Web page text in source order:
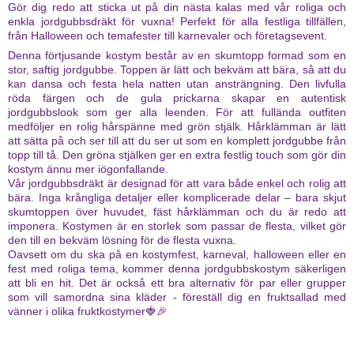
Gör dig redo att sticka ut på din nästa kalas med vår roliga och
enkla jordgubbsdräkt för vuxna! Perfekt för alla festliga tillfällen,
från Halloween och temafester till karnevaler och företagsevent.
Denna förtjusande kostym består av en skumtopp formad som en
stor, saftig jordgubbe. Toppen är lätt och bekväm att bära, så att du
kan dansa och festa hela natten utan ansträngning. Den livfulla
röda färgen och de gula prickarna skapar en autentisk
jordgubbslook som ger alla leenden. För att fullända outfiten
medföljer en rolig hårspänne med grön stjälk. Hårklämman är lätt
att sätta på och ser till att du ser ut som en komplett jordgubbe från
topp till tå. Den gröna stjälken ger en extra festlig touch som gör din
kostym ännu mer iögonfallande.
Vår jordgubbsdräkt är designad för att vara både enkel och rolig att
bära. Inga krångliga detaljer eller komplicerade delar – bara skjut
skumtoppen över huvudet, fäst hårklämman och du är redo att
imponera. Kostymen är en storlek som passar de flesta, vilket gör
den till en bekväm lösning för de flesta vuxna.
Oavsett om du ska på en kostymfest, karneval, halloween eller en
fest med roliga tema, kommer denna jordgubbskostym säkerligen
att bli en hit. Det är också ett bra alternativ för par eller grupper
som vill samordna sina kläder - föreställ dig en fruktsallad med
vänner i olika fruktkostymer🍓🎉